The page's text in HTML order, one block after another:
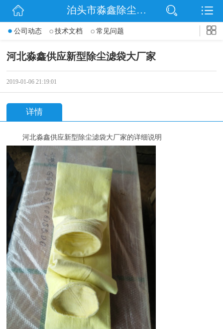
网站首页
公司动态
泊头市淼鑫除尘配件销售处
公司动态 技术文档 常见问题
河北淼鑫供应新型除尘滤袋大厂家
2019-01-06 21:19:01
详情
河北淼鑫供应新型除尘滤袋大厂家的详细说明